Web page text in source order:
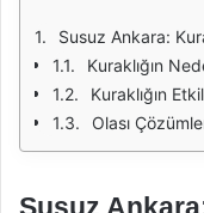
Susuz Ankara:
Kuraklığın
Kuraklığın
Olası